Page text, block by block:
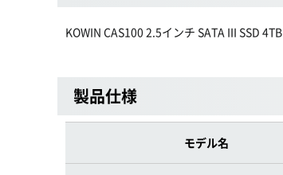
KOWIN CAS100 2.5インチ SATA III SSD 4TB
製品仕様
モデル名